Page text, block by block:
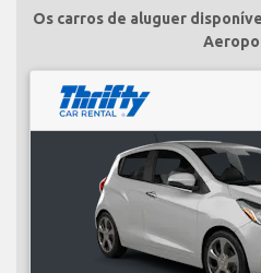
Os carros de aluguer